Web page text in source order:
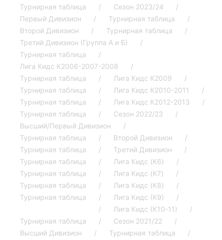
Турнирная таблица
Сезон 2023/24
Первый Дивизион
Турнирная таблица
Второй Дивизион
Турнирная таблица
Третий Дивизион (Группа А и Б)
Турнирная таблица
Лига Кидс К2006-2007-2008
Турнирная таблица
Лига Кидс К2009
Турнирная таблица
Лига Кидс К2010-2011
Турнирная таблица
Лига Кидс К2012-2013
Турнирная таблица
Сезон 2022/23
Высший/Первый Дивизион
Турнирная таблица
Второй Дивизион
Турнирная таблица
Третий Дивизион
Турнирная таблица
Лига Кидс (K6)
Турнирная таблица
Лига Кидс (K7)
Турнирная таблица
Лига Кидс (K8)
Турнирная таблица
Лига Кидс (К9)
Лига Кидс (К10-11)
Турнирная таблица
Сезон 2021/22
Высший Дивизион
Турнирная таблица